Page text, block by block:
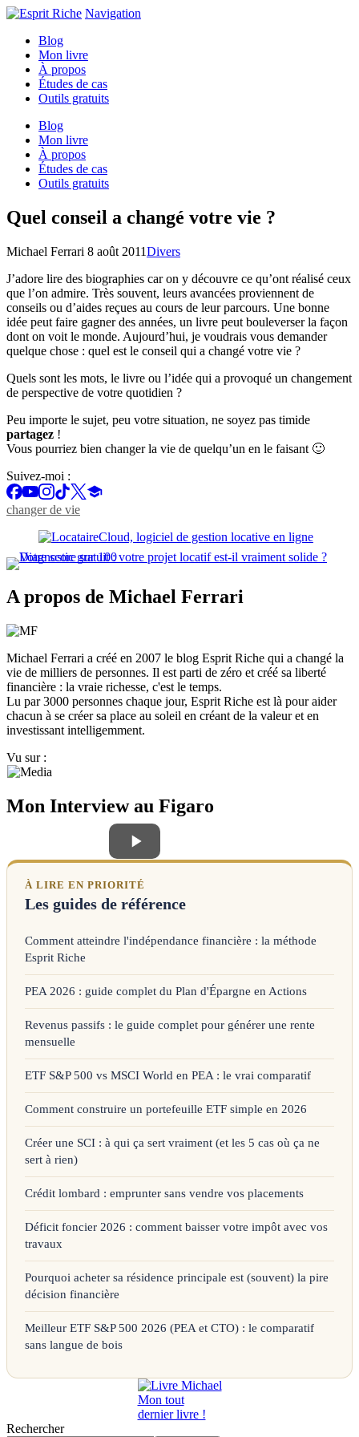
Navigation
Blog
Mon livre
À propos
Études de cas
Outils gratuits
Blog
Mon livre
À propos
Études de cas
Outils gratuits
Quel conseil a changé votre vie ?
Michael Ferrari 8 août 2011Divers
J’adore lire des biographies car on y découvre ce qu’ont réalisé ceux
que l’on admire. Très souvent, leurs avancées proviennent de
conseils ou d’aides reçues au cours de leur parcours. Une bonne
idée peut faire gagner des années, un livre peut bouleverser la façon
dont on voit le monde. Aujourd’hui, je voudrais vous demander
quelque chose : quel est le conseil qui a changé votre vie ?
Quels sont les mots, le livre ou l’idée qui a provoqué un changement
de perspective de votre quotidien ?
Peu importe le sujet, peu votre situation, ne soyez pas timide
partagez !
Vous pourriez bien changer la vie de quelqu’un en le faisant 🙂
Suivez-moi :
changer de vie
A propos de Michael Ferrari
Michael Ferrari a créé en 2007 le blog Esprit Riche qui a changé la
vie de milliers de personnes. Il est parti de zéro et créé sa liberté
financière : la vraie richesse, c'est le temps.
Lu par 3000 personnes chaque jour, Esprit Riche est là pour aider
chacun à se créer sa place au soleil en créant de la valeur et en
investissant intelligemment.
Vu sur :
Mon Interview au Figaro
À LIRE EN PRIORITÉ
Les guides de référence
Comment atteindre l'indépendance financière : la méthode
Esprit Riche
PEA 2026 : guide complet du Plan d'Épargne en Actions
Revenus passifs : le guide complet pour générer une rente
mensuelle
ETF S&P 500 vs MSCI World en PEA : le vrai comparatif
Comment construire un portefeuille ETF simple en 2026
Créer une SCI : à qui ça sert vraiment (et les 5 cas où ça ne
sert à rien)
Crédit lombard : emprunter sans vendre vos placements
Déficit foncier 2026 : comment baisser votre impôt avec vos
travaux
Pourquoi acheter sa résidence principale est (souvent) la pire
décision financière
Meilleur ETF S&P 500 2026 (PEA et CTO) : le comparatif
sans langue de bois
Mon tout
dernier livre !
Rechercher